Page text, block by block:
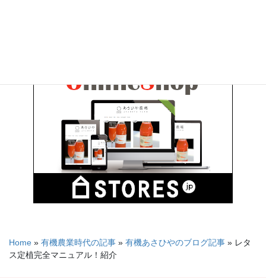
Home » 有機農業時代の記事 » 有機あさひやのブログ記事 » レタ
ス定植完全マニュアル！紹介